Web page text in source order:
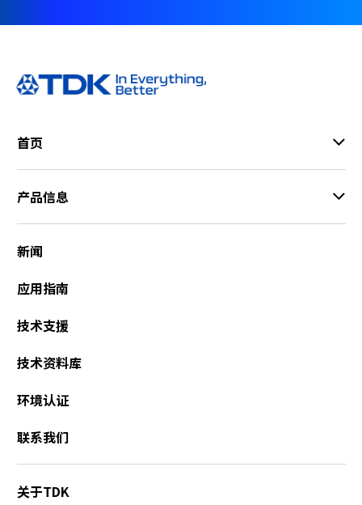
首页
产品信息
新闻
应用指南
技术支援
技术资料库
环境认证
联系我们
关于TDK